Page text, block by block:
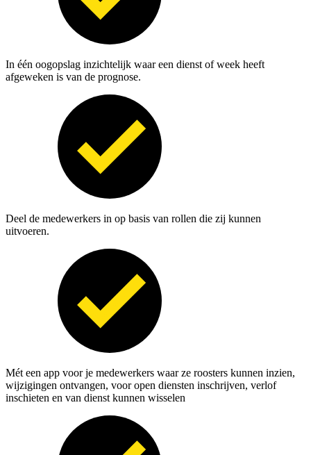
In één oogopslag inzichtelijk waar een dienst of week heeft
afgeweken is van de prognose.
Deel de medewerkers in op basis van rollen die zij kunnen
uitvoeren.
Mét een app voor je medewerkers waar ze roosters kunnen inzien,
wijzigingen ontvangen, voor open diensten inschrijven, verlof
inschieten en van dienst kunnen wisselen